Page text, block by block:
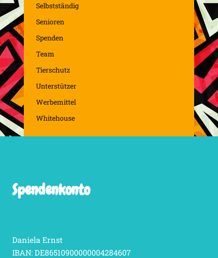
Selbstständig
Senioren
Spenden
Team
Tierschutz
Unterstützer
Werbemittel
Whitehouse
Spendenkonto
Daniela Ernst
IBAN: DE86510900000004284607